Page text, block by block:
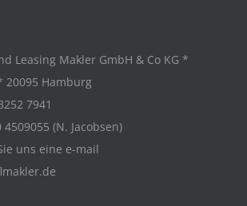
Leasing Makler GmbH & Co KG *
20095 Hamburg
7941
4509055 (N. Jacobsen)
uns eine e-mail